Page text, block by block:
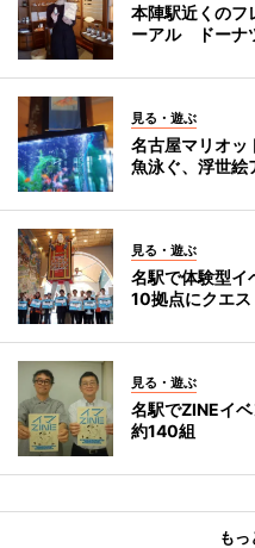
本陣駅近くの
ーアル ドーナ
見る・遊ぶ
名古屋マリオ
魚泳ぐ、浮世絵
見る・遊ぶ
名駅で体験型
10拠点にクエ
見る・遊ぶ
名駅でZINEイ
約140組
もっ